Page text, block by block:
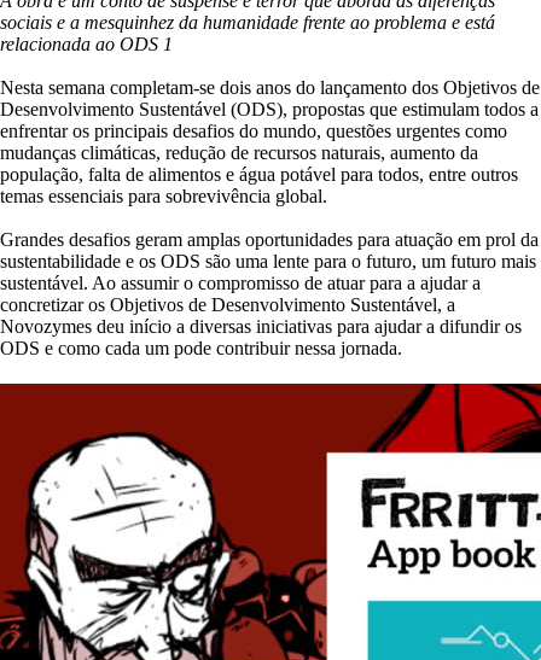
sociais e a mesquinhez da humanidade frente ao problema e está
relacionada ao ODS 1
Nesta semana completam-se dois anos do lançamento dos Objetivos de
Desenvolvimento Sustentável (ODS), propostas que estimulam todos a
enfrentar os principais desafios do mundo, questões urgentes como
mudanças climáticas, redução de recursos naturais, aumento da
população, falta de alimentos e água potável para todos, entre outros
temas essenciais para sobrevivência global.
Grandes desafios geram amplas oportunidades para atuação em prol da
sustentabilidade e os ODS são uma lente para o futuro, um futuro mais
sustentável. Ao assumir o compromisso de atuar para a ajudar a
concretizar os Objetivos de Desenvolvimento Sustentável, a
Novozymes deu início a diversas iniciativas para ajudar a difundir os
ODS e como cada um pode contribuir nessa jornada.